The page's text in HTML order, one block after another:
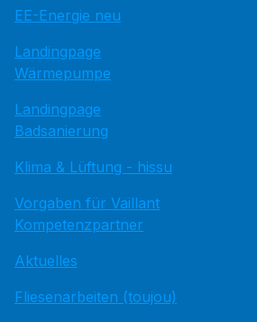
EE-Energie neu
Landingpage
Wärmepumpe
Landingpage
Badsanierung
Klima & Lüftung - hissu
Vorgaben für Vaillant
Kompetenzpartner
Aktuelles
Fliesenarbeiten (toujou)